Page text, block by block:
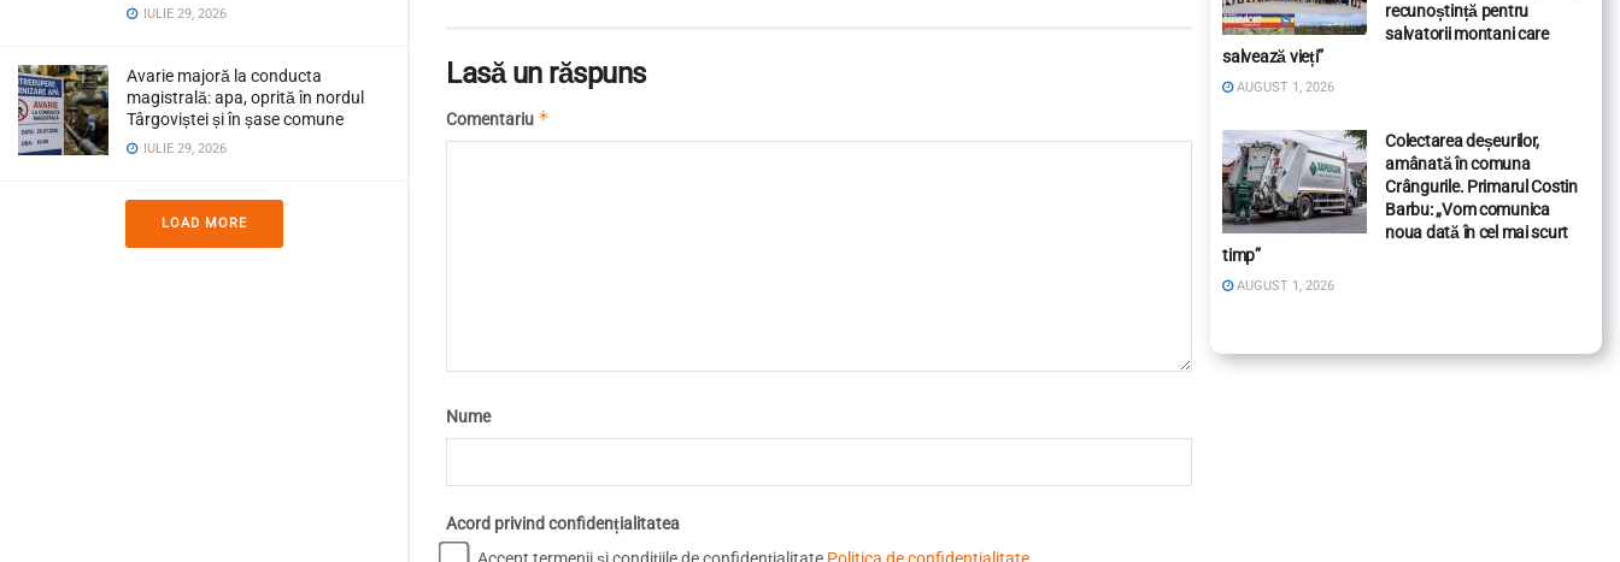
IULIE 29, 2026
Avarie majoră la conducta
magistrală: apa, oprită în nordul
Târgoviștei și în șase comune
IULIE 29, 2026
LOAD MORE
Lasă un răspuns
Comentariu *
Nume
Acord privind confidențialitatea
Accept termenii și condițiile de confidențialitate Politica de confidentialitate.
recunoștință pentru
salvatorii montani care
salvează vieți”
AUGUST 1, 2026
Colectarea deșeurilor,
amânată în comuna
Crângurile. Primarul Costin
Barbu: „Vom comunica
noua dată în cel mai scurt
timp”
AUGUST 1, 2026